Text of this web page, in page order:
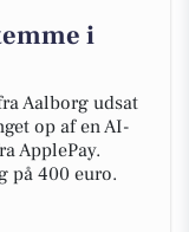
i
Aalborg udsat
op af en AI-
ApplePay.
på 400 euro.